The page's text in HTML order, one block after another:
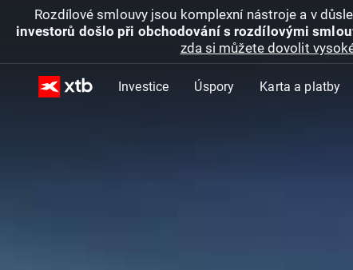
Rozdílové smlouvy jsou komplexní nástroje a v
investorů došlo při obchodování s rozdílovými
zda si můžete dovolit
Investice Úspory Karta a platby